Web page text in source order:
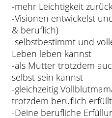
-mehr Leichtigkeit
-Visionen entwickelst
& beruflich)
-selbstbestimmt und
Leben leben kannst
-als Mutter trotzdem
selbst sein kannst
-gleichzeitig
trotzdem beruflich
-Deine berufliche